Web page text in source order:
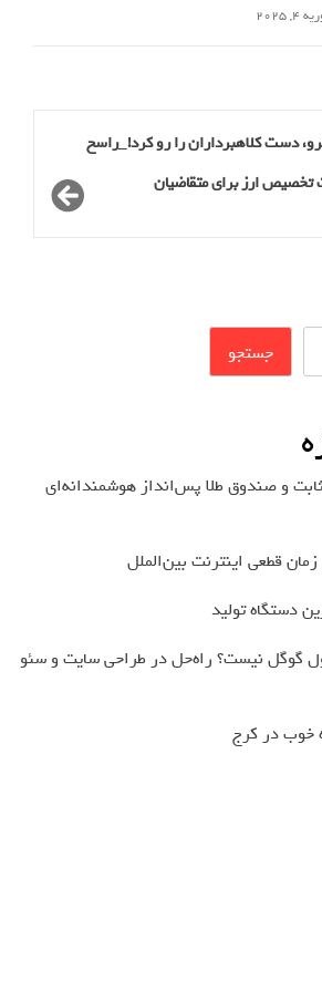
4, 2025
دست کلاهبرداران را رو کرد!_راسخ
مهلت تخصیص ارز برای متقاضیان
جستجو
و صندوق طلا پس‌انداز هوشمندانه‌ای
قطعی اینترنت بین‌الملل
دستگاه تولید
گوگل نیست؟ راه‌حل در طراحی سایت و سئو
خوب در کرج